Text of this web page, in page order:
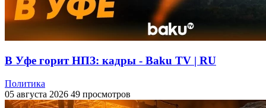
В Уфе горит НПЗ: кадры - Baku TV | RU
Политика
05 августа 2026 49 просмотров